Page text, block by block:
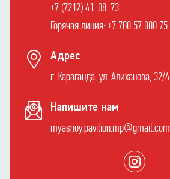
+7 (7212) 41-08-73
Горячая линия: +7 700 57 000 75
Адрес
г. Караганда, ул. Алиханова, 32/4
Напишите нам
myasnoy.pavilion.mp@gmail.com